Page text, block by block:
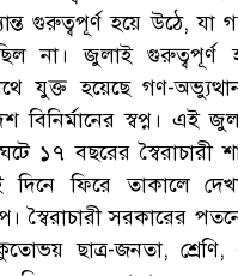
গুরুত্বপূর্ণ হয়ে উঠে, যা
না। জুলাই গুরুত্বপূর্ণ
যুক্ত হয়েছে গণ-
বিনির্মানের স্বপ্ন। এই
১৭ বছরের স্বৈরাচারী
ফিরে তাকালে
স্বৈরাচারী সরকারের
ছাত্র-জনতা,